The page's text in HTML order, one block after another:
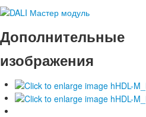
Дополнительные
изображения